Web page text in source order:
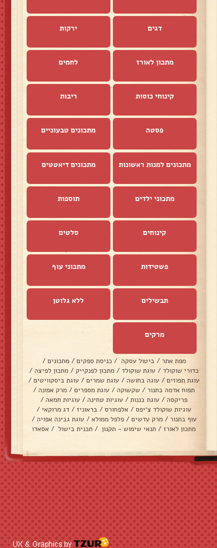
דגים ירקות
מתכון לאורז לחמים
קינוחי כוסות ריבות
פסטה מתכונים טבעוניים
מתכונים למנות ראשונות מתכונים דיאטטים
מתכוני ילדים תוספות
קינוחים סלטים
פשטידות מתכוני עוף
תבשילים ללא גלוטן
מרקים
מפת אתר / ביטול עסקה / כניסת ספקים / מתכונים /
כדורי שוקולד / עוגת שוקולד / מתכון לפנקייק / מתכון לפיצה /
עוגת תפוזים / עוגה בחושה / עוגת שמרים / עוגת ביסקוויטים /
תפוח אדמה בתנור / שקשוקה / עוגת מספרים / מרק אפונה /
פריקסה / עוגת בננות / עוגיות טחינה / עוגיות חמאה /
עוגיות שוקולד צ׳יפס / אלפחורס / בראוניז / דג מרוקאי /
עוף בתנור / מרק עדשים / פלפל ממולא / עוגת גבינה אפויה /
מתכון לאורז / תנאי שימוש - תקנון / תכנית בישול / אסאדו